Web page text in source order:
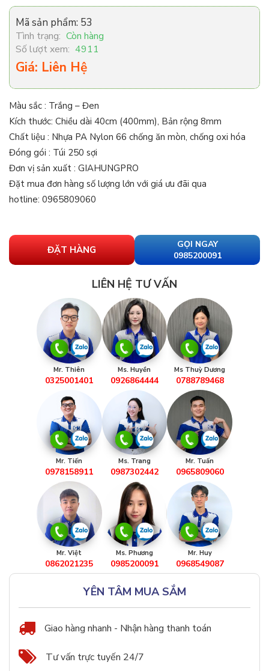
Mã sản phẩm: 53
Tình trạng: Còn hàng
Số lượt xem: 4911
Giá: Liên Hệ
Màu sắc : Trắng – Đen
Kích thước: Chiều dài 40cm (400mm), Bản rộng 8mm
Chất liệu : Nhựa PA Nylon 66 chống ăn mòn, chống oxi hóa
Đóng gói : Túi 250 sợi
Đơn vị sản xuất : GIAHUNGPRO
Đặt mua đơn hàng số lượng lớn với giá ưu đãi qua
hotline: 0965809060
ĐẶT HÀNG
GỌI NGAY
0985200091
LIÊN HỆ TƯ VẤN
Mr. Thiên
0325001401
Ms. Huyền
0926864444
Ms Thuỳ Dương
0788789468
Mr. Tiến
0978158911
Ms. Trang
0987302442
Mr. Tuấn
0965809060
Mr. Việt
0862021235
Ms. Phương
0985200091
Mr. Huy
0968549087
YÊN TÂM MUA SẮM
Giao hàng nhanh - Nhận hàng thanh toán
Tư vấn trực tuyến 24/7